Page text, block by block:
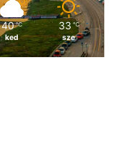
40 ℃
ked
33 ℃
sze